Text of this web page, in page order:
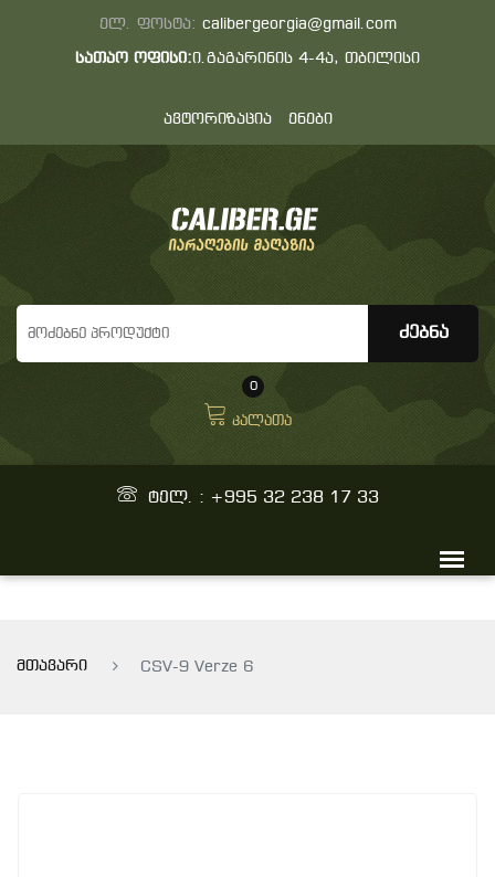
ელ. ფოსტა: calibergeorgia@gmail.com
სათაო ოფისი:ი.გაგარინის 4-4ა, თბილისი
ავტორიზაცია ენები
0
კალათა
ტელ. : +995 32 238 17 33
მთავარი CSV-9 Verze 6